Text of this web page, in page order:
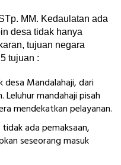
MM. Kedaulatan ada
desa tidak hanya
tujuan negara
tujuan :
desa Mandalahaji, dari
Leluhur mandahaji pisah
mendekatkan pelayanan.
ada pemaksaan,
seseorang masuk